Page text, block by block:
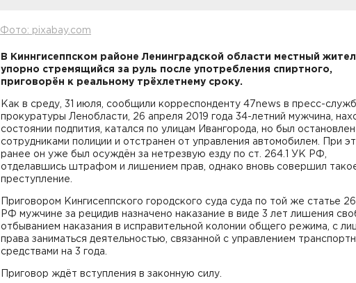
Фото: pixabay.com
В Киннгисеппском районе Ленинградской области местный
упорно стремящийся за руль после употребления спиртного,
приговорён к реальному трёхлетнему сроку.
Как в среду, 31 июля, сообщили корреспонденту 47news в пресс-
прокуратуры Ленобласти, 26 апреля 2019 года 34-летний мужчина,
состоянии подпития, катался по улицам Ивангорода, но был остановлен
сотрудниками полиции и отстранен от управления автомобилем. При
ранее он уже был осуждён за нетрезвую езду по ст. 264.1 УК РФ,
отделавшись штрафом и лишением прав, однако вновь совершил
преступление.
Приговором Кингисеппского городского суда суда по той же статье
РФ мужчине за рецидив назначено наказание в виде 3 лет лишения
отбыванием наказания в исправительной колонии общего режима, с
права заниматься деятельностью, связанной с управлением
средствами на 3 года.
Приговор ждёт вступления в законную силу.